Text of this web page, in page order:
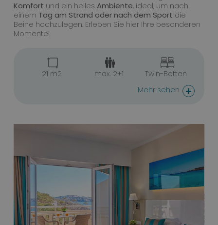
Komfort und ein hellesAmbiente, ideal, um nach
einem Tag am Strand oder nach dem Sport die
Beine hochzulegen. Erleben Sie hier Ihre besonderen
Momente!
21 m2 max. 2+1
Twin-Betten
Mehr sehen +